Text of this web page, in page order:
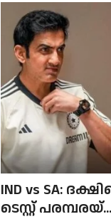
IND vs SA:
ടെസ്റ്റ് പരമ്പരയ്...